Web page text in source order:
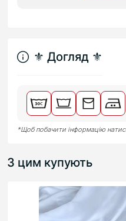
⚜︎ Догляд ⚜︎
*Щоб побачити інформацію
З цим купують